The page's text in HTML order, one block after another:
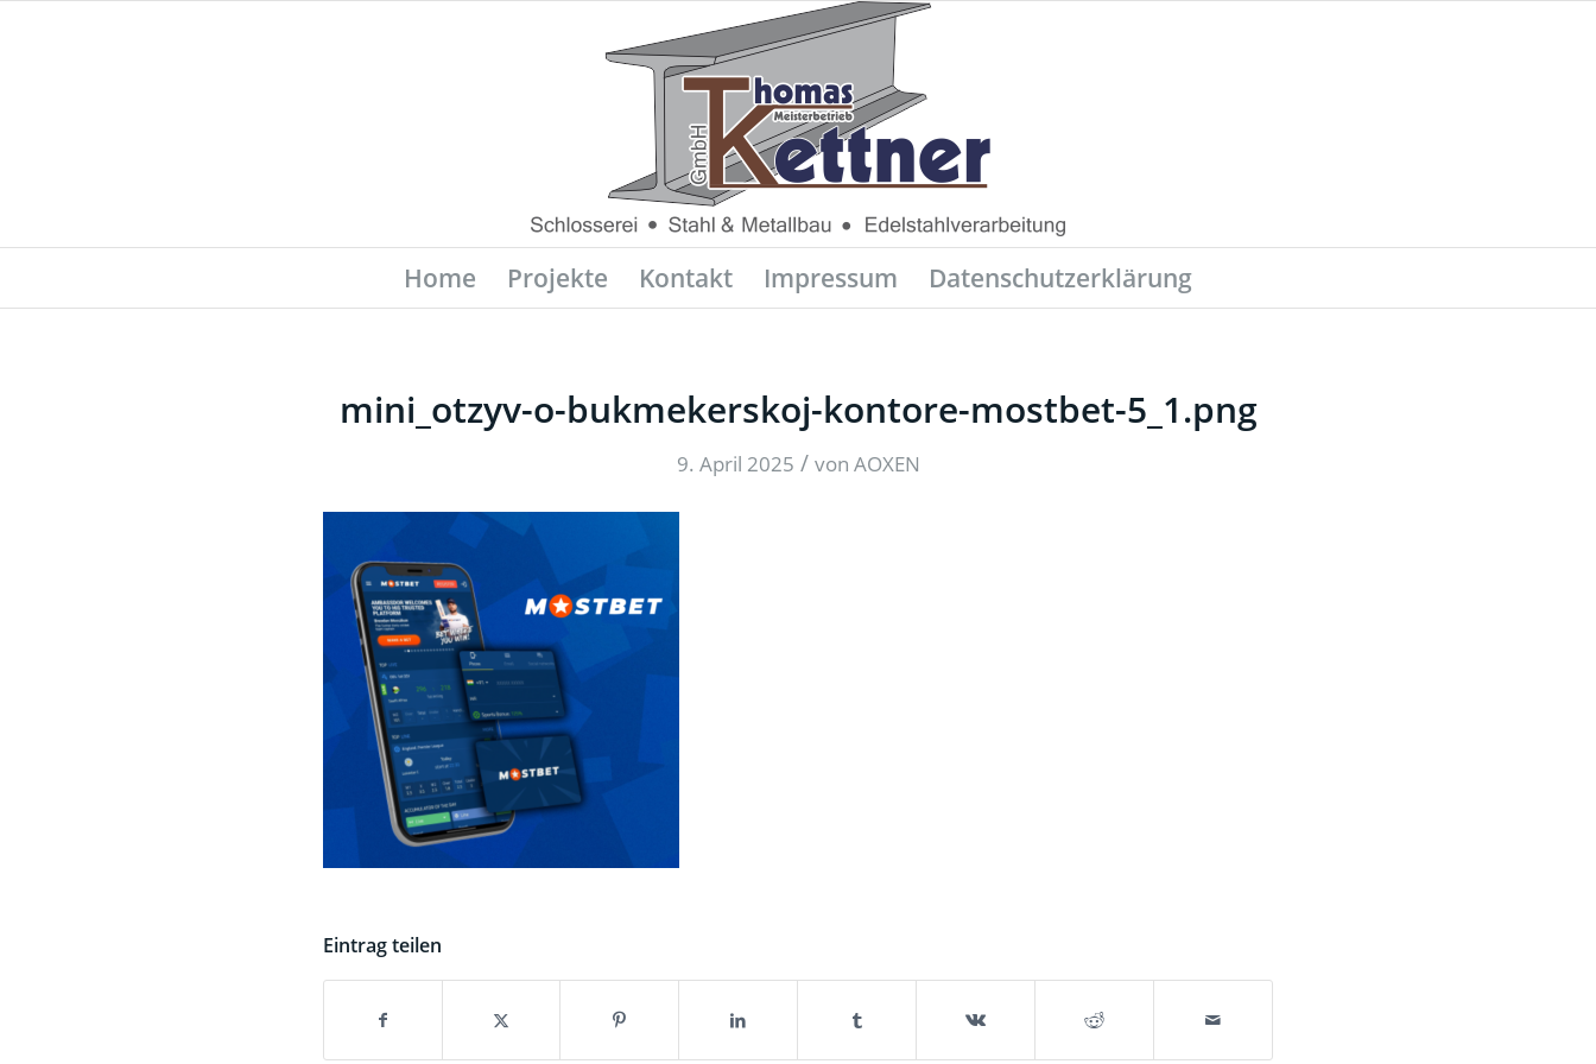
Home Projekte Kontakt Impressum Datenschutzerklärung
mini_otzyv-o-bukmekerskoj-kontore-mostbet-5_1.png
9. April 2025 / von AOXEN
Eintrag teilen